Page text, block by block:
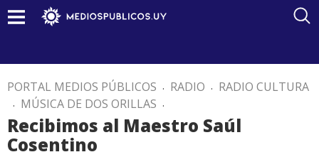
PORTAL MEDIOS PÚBLICOS . RADIO . RADIO CULTURA
. MÚSICA DE DOS ORILLAS .
Recibimos al Maestro Saúl
Cosentino